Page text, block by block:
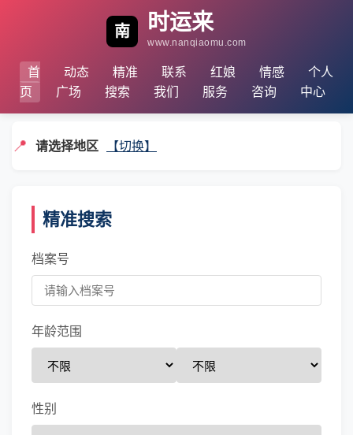
南 时运来
www.nanqiaomu.com
首
页
动态
广场
精准
搜索
联系
我们
红娘
服务
情感
咨询
个人
中心
📍 请选择地区 【切换】
精准搜索
档案号
年龄范围
性别